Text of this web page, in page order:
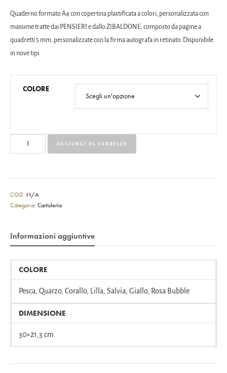
Quaderno formato A4 con copertina plastificata a colori, personalizzata con
massime tratte dai PENSIERI e dallo ZIBALDONE, composto da pagine a
quadretti 5 mm. personalizzate con la firma autografa in retinato. Disponibile
in nove tipi.
COLORE
AGGIUNGI AL CARRELLO
COD: N/A
Categoria: Cartoleria
Informazioni aggiuntive
COLORE
Pesca, Quarzo, Corallo, Lilla, Salvia, Giallo, Rosa Bubble
DIMENSIONE
30×21,3 cm